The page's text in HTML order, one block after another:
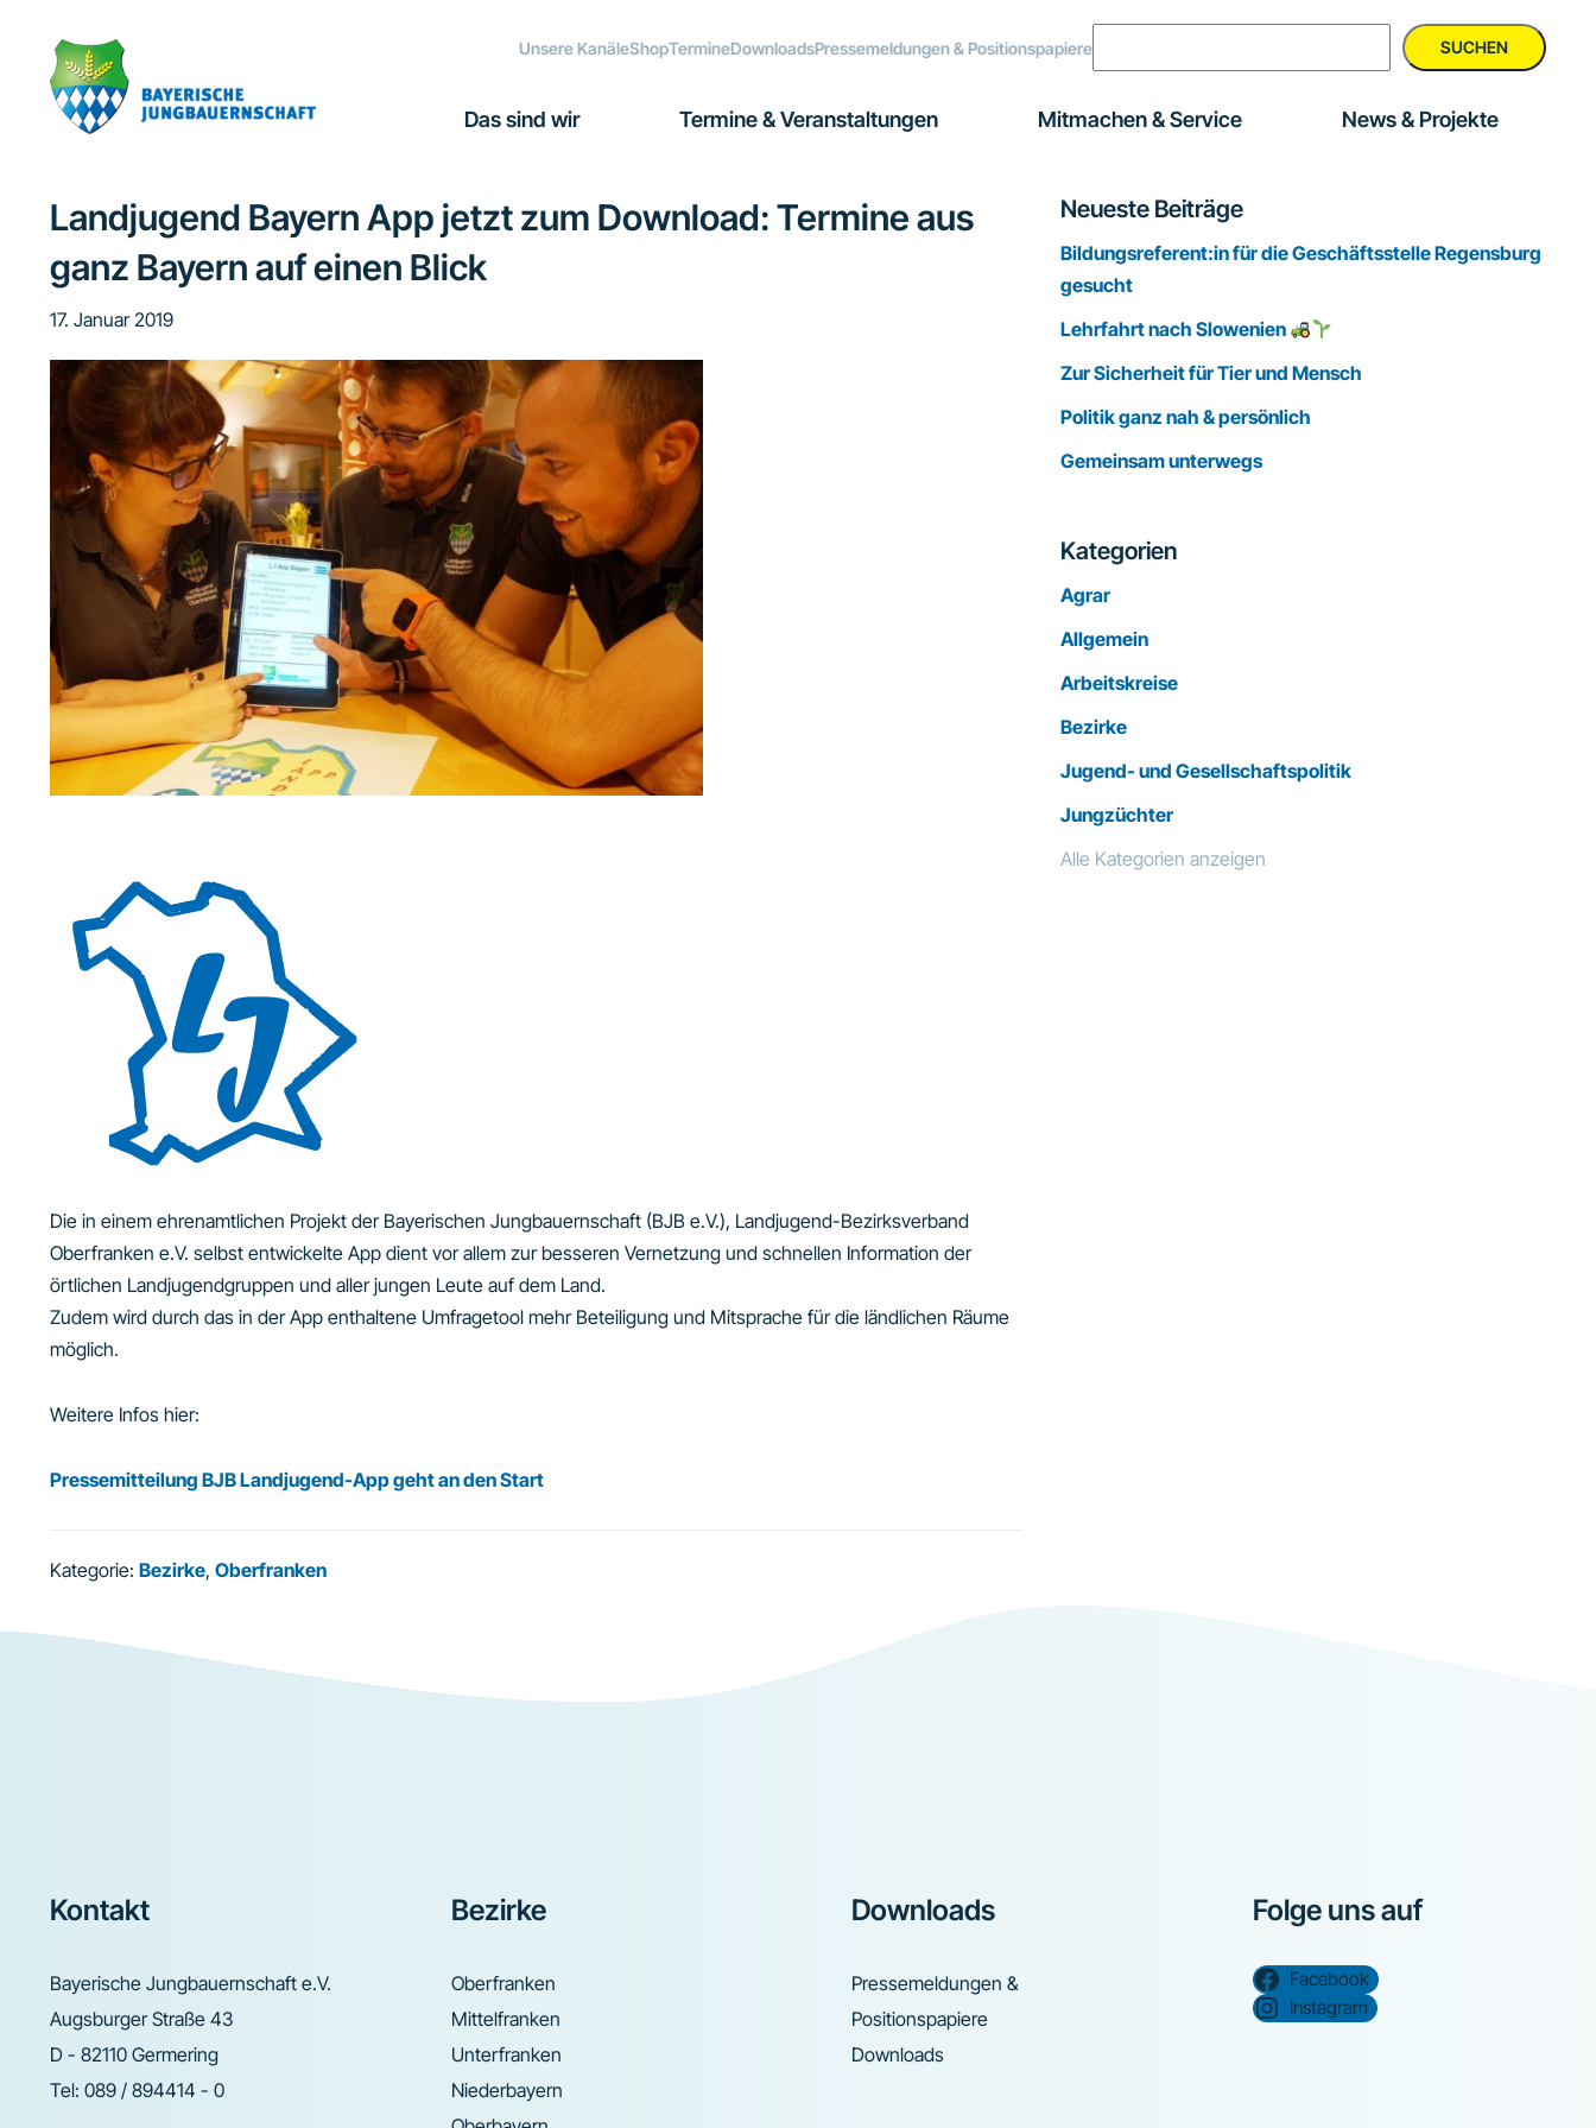
Hauptnavigation
springen
springen
Seitenspalte
springen
Fußzeile
springen
Unsere KanäleShopTermineDownloadsPressemeldungen & Positionspapiere SUCHEN
Das sind wir Termine & Veranstaltungen Mitmachen & Service News & Projekte
Landjugend Bayern App jetzt zum Download: Termine aus
ganz Bayern auf einen Blick
17. Januar 2019
Die in einem ehrenamtlichen Projekt der Bayerischen Jungbauernschaft (BJB e.V.), Landjugend-Bezirksverband
Oberfranken e.V. selbst entwickelte App dient vor allem zur besseren Vernetzung und schnellen Information der
örtlichen Landjugendgruppen und aller jungen Leute auf dem Land.
Zudem wird durch das in der App enthaltene Umfragetool mehr Beteiligung und Mitsprache für die ländlichen Räume
möglich.
Weitere Infos hier:
Pressemitteilung BJB Landjugend-App geht an den Start
Kategorie: Bezirke, Oberfranken
Seitenspalte
Neueste Beiträge
Bildungsreferent:in für die Geschäftsstelle Regensburg
gesucht
Lehrfahrt nach Slowenien
Zur Sicherheit für Tier und Mensch
Politik ganz nah & persönlich
Gemeinsam unterwegs
Kategorien
Agrar
Allgemein
Arbeitskreise
Bezirke
Jugend- und Gesellschaftspolitik
Jungzüchter
Alle Kategorien anzeigen
Footer
Kontakt
Bayerische Jungbauernschaft e.V.
Augsburger Straße 43
D - 82110 Germering
Tel: 089 / 894414 - 0
Bezirke
Oberfranken
Mittelfranken
Unterfranken
Niederbayern
Downloads
Pressemeldungen &
Positionspapiere
Downloads
Folge uns auf
Facebook
Instagram